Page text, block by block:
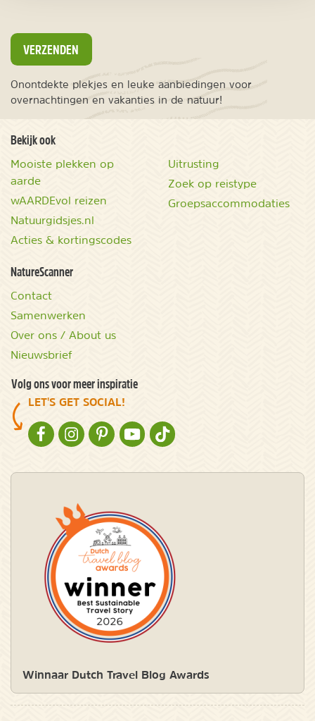
VERZENDEN
Onontdekte plekjes en leuke aanbiedingen voor
overnachtingen en vakanties in de natuur!
Bekijk ook
Mooiste plekken op
aarde
wAARDEvol reizen
Natuurgidsjes.nl
Acties & kortingscodes
Uitrusting
Zoek op reistype
Groepsaccommodaties
NatureScanner
Contact
Samenwerken
Over ons / About us
Nieuwsbrief
Volg ons voor meer inspiratie
LET'S GET SOCIAL!
NATURESCANNER OP FACEBOOK
NATURESCANNER OP INSTAGRAM
NATURESCANNER OP PINTEREST
NATURESCANNER OP YOUTUBE
NATURESCANNER OP TIKTOK
Winnaar Dutch Travel Blog Awards